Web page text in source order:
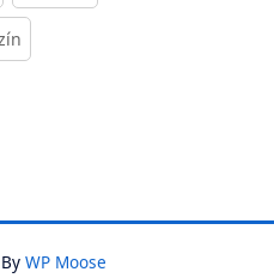
WP Moose